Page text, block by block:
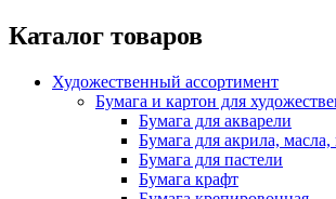
Каталог товаров
Художественный ассортимент
Бумага и картон для
Бумага для акварели
Бумага для акрила,
Бумага для пастели
Бумага крафт